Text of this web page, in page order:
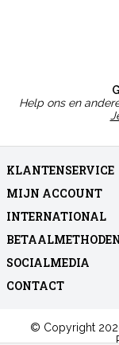
Help ons en
KLANTENSERVICE
MIJN ACCOUNT
INTERNATIONAL
SOCIALMEDIA
CONTACT
© Copyright